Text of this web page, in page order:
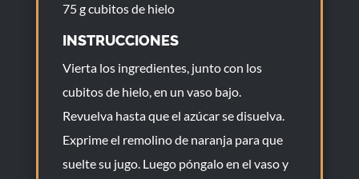
75 g cubitos de hielo
INSTRUCCIONES
Vierta los ingredientes, junto con los
cubitos de hielo, en un vaso bajo.
Revuelva hasta que el azúcar se disuelva.
Exprime el remolino de naranja para que
suelte su jugo. Luego póngalo en el vaso y